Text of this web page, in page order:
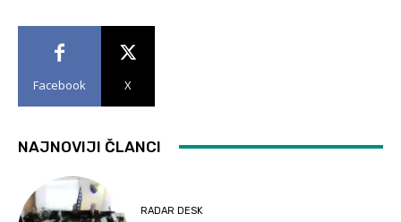
Facebook X
NAJNOVIJI ČLANCI
RADAR DESK